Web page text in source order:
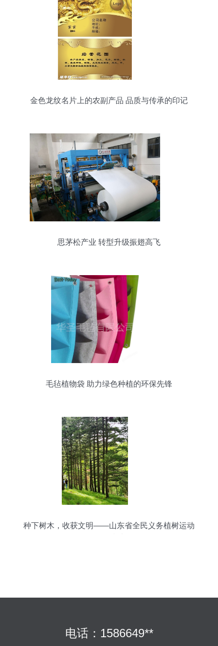
金色龙纹名片上的农副产品 品质与传承的印记
思茅松产业 转型升级振翅高飞
毛毡植物袋 助力绿色种植的环保先锋
种下树木，收获文明——山东省全民义务植树运动
电话：1586649**